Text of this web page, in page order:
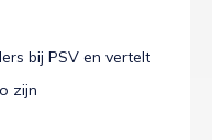
bij PSV en vertelt
zijn